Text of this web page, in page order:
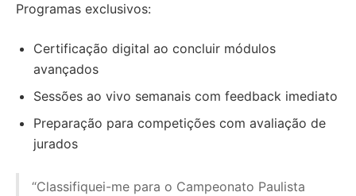
Programas exclusivos:
Certificação digital ao concluir módulos
avançados
Sessões ao vivo semanais com feedback imediato
Preparação para competições com avaliação de
jurados
“Classifiquei-me para o Campeonato Paulista